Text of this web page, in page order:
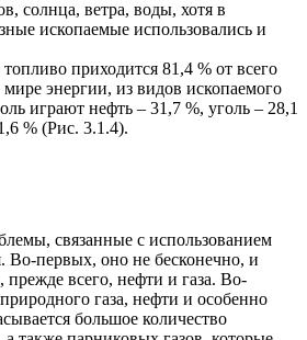
солнца, ветра, воды, хотя в
ископаемые использовались и
приходится 81,4 % от всего
энергии, из видов ископаемого
играют нефть – 31,7 %, уголь – 28,1
% (Рис. 3.1.4).
связанные с использованием
Во-первых, оно не бесконечно, и
прежде всего, нефти и газа. Во-
газа, нефти и особенно
большое количество